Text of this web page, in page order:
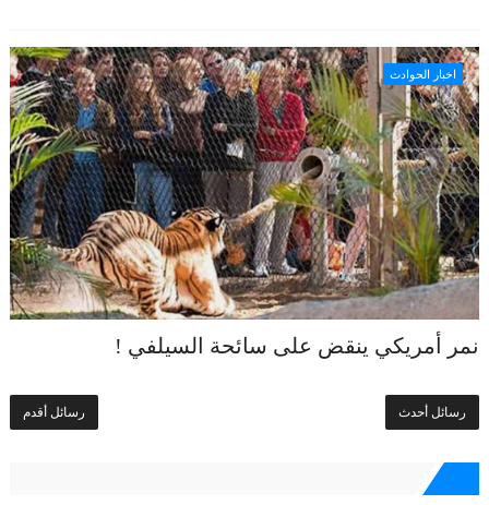
اخبار الحوادث
نمر أمريكي ينقض على سائحة السيلفي !
رسائل أحدث رسائل أقدم